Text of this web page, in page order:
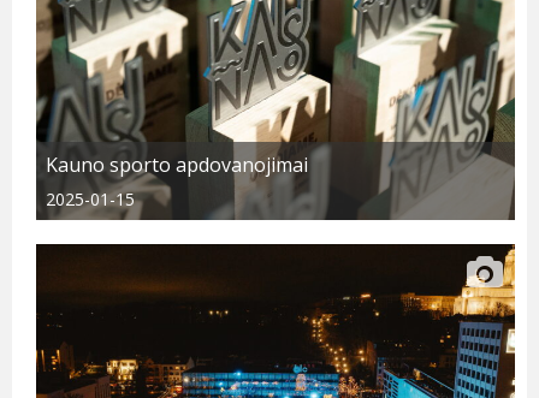
Kauno sporto apdovanojimai
2025-01-15